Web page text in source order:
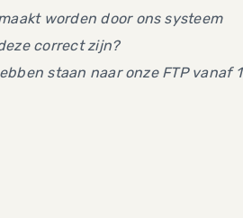
worden door ons systeem
correct zijn?
staan naar onze FTP vanaf 1